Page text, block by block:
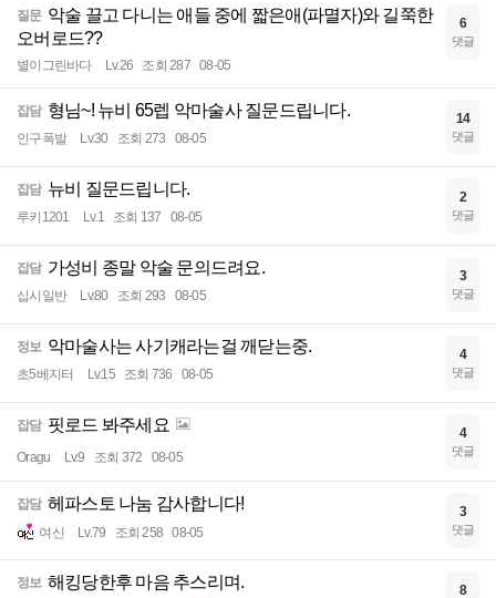
질문 악술 끌고 다니는 애들 중에 짧은애(파멸자)와 길쭉한
오버로드??
별이그린바다 Lv.26 조회 287 08-05
6
댓글
잡담 형님~! 뉴비 65렙 악마술사 질문드립니다.
인구폭발 Lv.30 조회 273 08-05
14
댓글
잡담 뉴비 질문드립니다.
루키1201 Lv.1 조회 137 08-05
2
댓글
잡담 가성비 종말 악술 문의드려요.
십시일반 Lv.80 조회 293 08-05
3
댓글
정보 악마술사는 사기캐라는걸 깨닫는중.
초5베지터 Lv.15 조회 736 08-05
4
댓글
잡담 핏로드 봐주세요
Oragu Lv.9 조회 372 08-05
4
댓글
잡담 헤파스토 나눔 감사합니다!
여신 Lv.79 조회 258 08-05
3
댓글
정보 해킹당한후 마음 추스리며. 8